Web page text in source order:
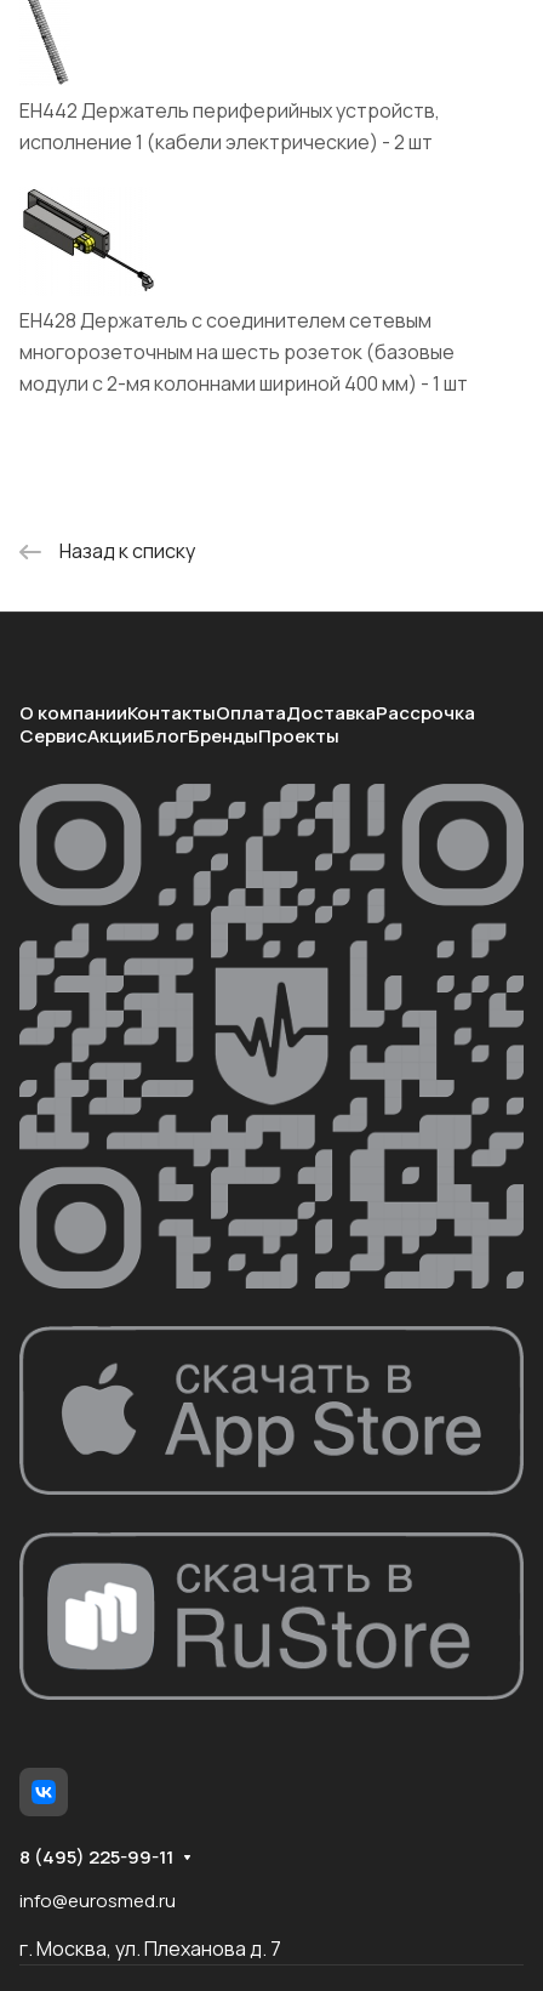
ЕН442 Держатель периферийных устройств,
исполнение 1 (кабели электрические) - 2 шт
ЕН428 Держатель с соединителем сетевым
многорозеточным на шесть розеток (базовые
модули с 2-мя колоннами шириной 400 мм) - 1 шт
Назад к списку
О компанииКонтактыОплатаДоставкаРассрочка
СервисАкцииБлогБрендыПроекты
8 (495) 225-99-11
info@eurosmed.ru
г. Москва, ул. Плеханова д. 7